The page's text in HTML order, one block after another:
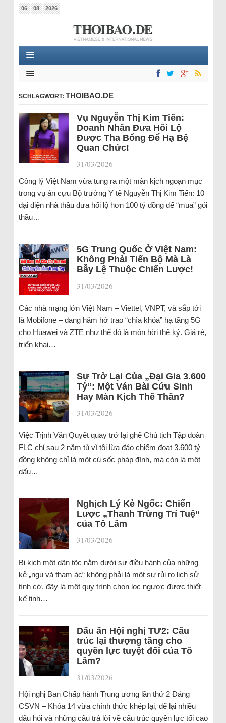
06 08 2026
SCHLAGWORT: THOIBAO.DE
Vụ Nguyễn Thị Kim Tiến:
Doanh Nhân Đưa Hối Lộ
Được Tha Bổng Để Hạ Bệ
Quan Chức!
31/03/2026 |
Công lý Việt Nam vừa tung ra một màn kịch ngoạn mục
trong vụ án cựu Bộ trưởng Y tế Nguyễn Thị Kim Tiến: 10
đại diện nhà thầu đưa hối lộ hơn 100 tỷ đồng để “mua” gói
thầu…
5G Trung Quốc Ở Việt Nam:
Không Phải Tiến Bộ Mà Là
Bẫy Lệ Thuộc Chiến Lược!
31/03/2026 |
Các nhà mạng lớn Việt Nam – Viettel, VNPT, và sắp tới
là Mobifone – đang hăm hở trao “chìa khóa” hạ tầng 5G
cho Huawei và ZTE như thể đó là món hời thế kỷ. Giá rẻ,
triển khai…
Sự Trở Lại Của „Đại Gia 3.600
Tỷ“: Một Ván Bài Cứu Sinh
Hay Màn Kịch Thế Thân?
31/03/2026 |
Việc Trịnh Văn Quyết quay trở lại ghế Chủ tịch Tập đoàn
FLC chỉ sau 2 năm tù vì tội lừa đảo chiếm đoạt 3.600 tỷ
đồng không chỉ là một cú sốc pháp đình, mà còn là một
dấu…
Nghịch Lý Kẻ Ngốc: Chiến
Lược „Thanh Trừng Trí Tuệ“
của Tô Lâm
31/03/2026 |
Bi kịch một dân tộc nằm dưới sự điều hành của những
kẻ „ngu và tham ác“ không phải là một sự rủi ro lịch sử
tình cờ. đây là một quy trình chọn lọc ngược được thiết
kế tinh…
Dấu ấn Hội nghị TƯ2: Cấu
trúc lại thượng tầng cho
quyền lực tuyệt đối của Tô
Lâm?
31/03/2026 |
Hội nghị Ban Chấp hành Trung ương lần thứ 2 Đảng
CSVN – Khóa 14 vừa chính thức khép lại, để lại nhiều
dấu hỏi và những câu trả lời về cấu trúc quyền lực tối cao